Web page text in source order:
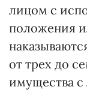
лицом с
положения
от трех до
имущества